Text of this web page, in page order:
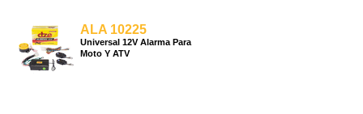
ALA 10225
Universal 12V Alarma Para
Moto Y ATV